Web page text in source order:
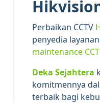
Perbaikan CCTV
penyedia
maintenance
Deka Sejahtera
komitmennya
terbaik bagi